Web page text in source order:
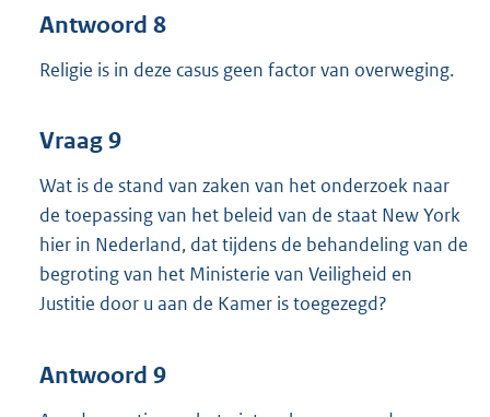
Antwoord 8
Religie is in deze casus geen factor van overweging.
Vraag 9
Wat is de stand van zaken van het onderzoek naar
de toepassing van het beleid van de staat New York
hier in Nederland, dat tijdens de behandeling van de
begroting van het Ministerie van Veiligheid en
Justitie door u aan de Kamer is toegezegd?
Antwoord 9